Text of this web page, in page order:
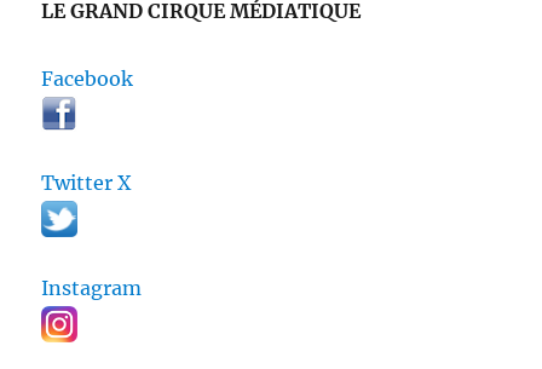
LE GRAND CIRQUE MÉDIATIQUE
Facebook
Twitter X
Instagram